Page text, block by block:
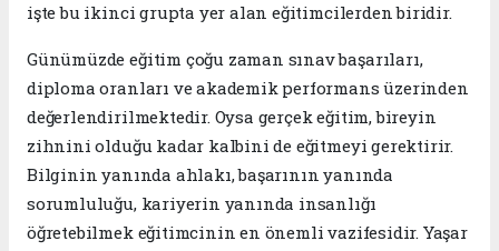
işte bu ikinci grupta yer alan eğitimcilerden biridir.
Günümüzde eğitim çoğu zaman sınav başarıları,
diploma oranları ve akademik performans üzerinden
değerlendirilmektedir. Oysa gerçek eğitim, bireyin
zihnini olduğu kadar kalbini de eğitmeyi gerektirir.
Bilginin yanında ahlakı, başarının yanında
sorumluluğu, kariyerin yanında insanlığı
öğretebilmek eğitimcinin en önemli vazifesidir. Yaşar